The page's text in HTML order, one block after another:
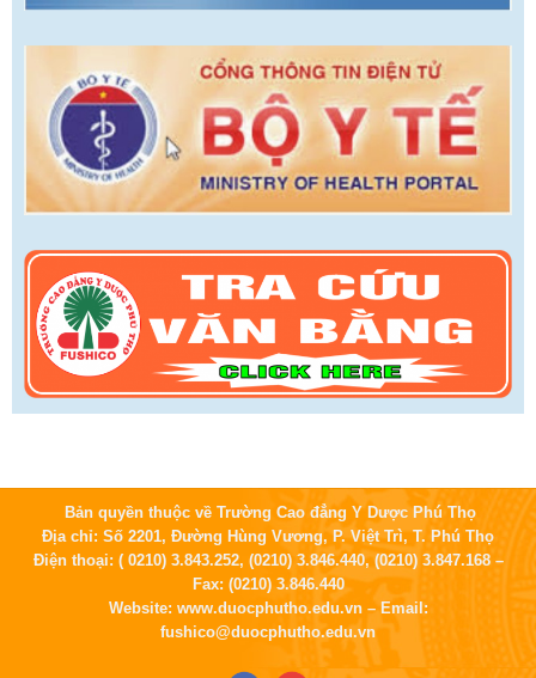
Bản quyền thuộc về Trường Cao đẳng Y Dược Phú Thọ
Địa chỉ: Số 2201, Đường Hùng Vương, P. Việt Trì, T. Phú Thọ
Điện thoại: ( 0210) 3.843.252, (0210) 3.846.440, (0210) 3.847.168 –
Fax: (0210) 3.846.440
Website: www.duocphutho.edu.vn – Email:
fushico@duocphutho.edu.vn